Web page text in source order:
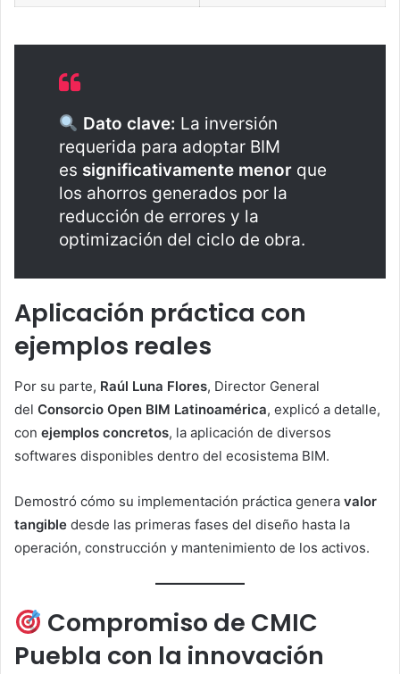
Dato clave: La inversión
requerida para adoptar BIM
es significativamente menor que
los ahorros generados por la
reducción de errores y la
optimización del ciclo de obra.
Aplicación práctica con
ejemplos reales
Por su parte, Raúl Luna Flores, Director General
del Consorcio Open BIM Latinoamérica, explicó a detalle,
con ejemplos concretos, la aplicación de diversos
softwares disponibles dentro del ecosistema BIM.
Demostró cómo su implementación práctica genera valor
tangible desde las primeras fases del diseño hasta la
operación, construcción y mantenimiento de los activos.
Compromiso de CMIC
Puebla con la innovación